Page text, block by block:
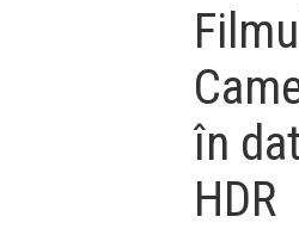
în
HDR